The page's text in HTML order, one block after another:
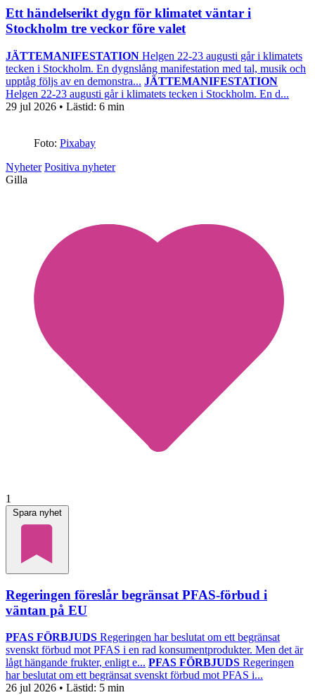
Ett händelserikt dygn för klimatet väntar i
Stockholm tre veckor före valet
JÄTTEMANIFESTATION Helgen 22-23 augusti går i klimatets
tecken i Stockholm. En dygnslång manifestation med tal, musik och
upptåg följs av en demonstra... JÄTTEMANIFESTATION
Helgen 22-23 augusti går i klimatets tecken i Stockholm. En d...
29 jul 2026 • Lästid: 6 min
Foto: Pixabay
Nyheter Positiva nyheter
Gilla
1
Spara nyhet
Regeringen föreslår begränsat PFAS-förbud i
väntan på EU
PFAS FÖRBJUDS Regeringen har beslutat om ett begränsat
svenskt förbud mot PFAS i en rad konsumentprodukter. Men det är
lågt hängande frukter, enligt e... PFAS FÖRBJUDS Regeringen
har beslutat om ett begränsat svenskt förbud mot PFAS i...
26 jul 2026 • Lästid: 5 min